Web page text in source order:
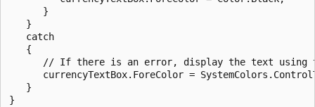
      }
   }
   catch
   {
// If there is an error, display the text using
currencyTextBox.ForeColor =
   }